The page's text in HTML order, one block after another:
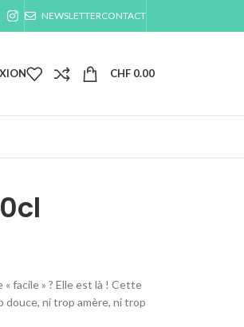
NEWSLETTERCONTACT
CHF 0.00
facile » ? Elle est là ! Cette
douce, ni trop amère, ni trop